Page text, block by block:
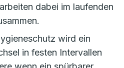
dabei im laufenden
wird ein
in festen Intervallen